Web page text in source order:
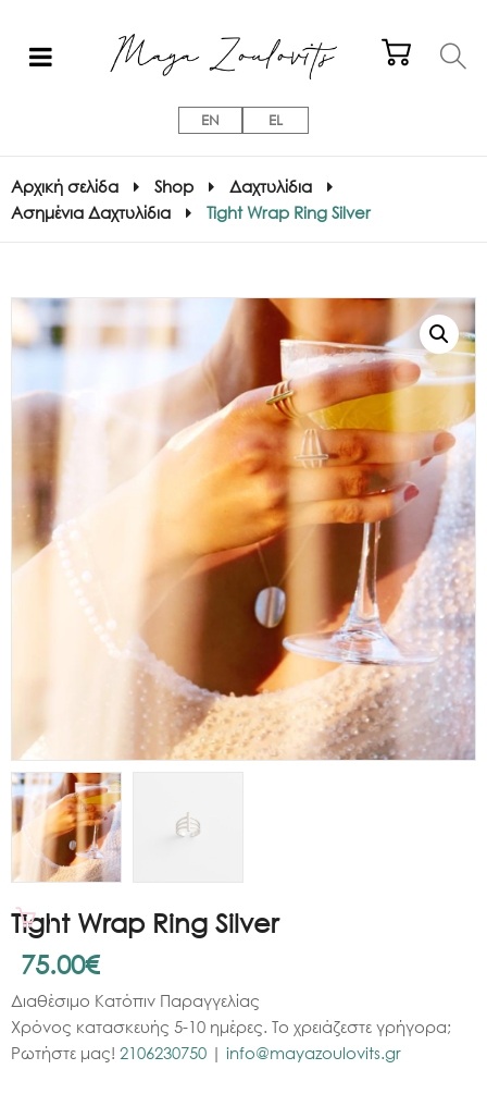
EN EL
Αρχική σελίδα Shop
Δαχτυλίδια
Ασημένια Δαχτυλίδια
Tight Wrap Ring Silver
Tight Wrap Ring Silver
75.00€
Διαθέσιμο Κατόπιν Παραγγελίας
Χρόνος κατασκευής 5-10 ημέρες. Το χρειάζεστε γρήγορα;
Ρωτήστε μας! 2106230750 | info@mayazoulovits.gr